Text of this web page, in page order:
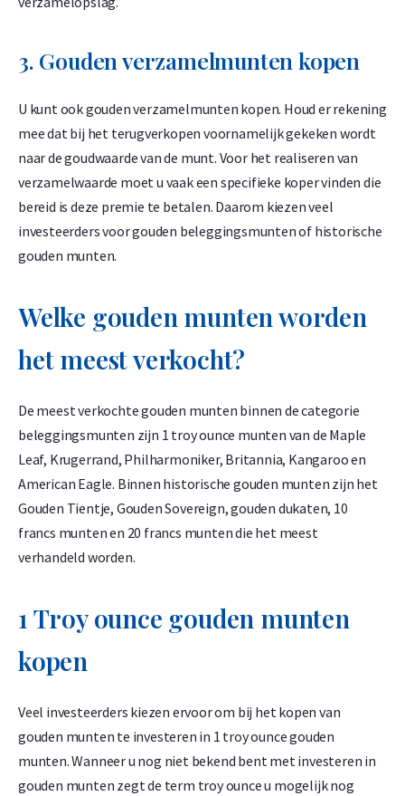
3. Gouden verzamelmunten kopen
U kunt ook gouden verzamelmunten kopen. Houd er rekening
mee dat bij het terugverkopen voornamelijk gekeken wordt
naar de goudwaarde van de munt. Voor het realiseren van
verzamelwaarde moet u vaak een specifieke koper vinden die
bereid is deze premie te betalen. Daarom kiezen veel
investeerders voor gouden beleggingsmunten of historische
gouden munten.
Welke gouden munten worden
het meest verkocht?
De meest verkochte gouden munten binnen de categorie
beleggingsmunten zijn 1 troy ounce munten van de Maple
Leaf, Krugerrand, Philharmoniker, Britannia, Kangaroo en
American Eagle. Binnen historische gouden munten zijn het
Gouden Tientje, Gouden Sovereign, gouden dukaten, 10
francs munten en 20 francs munten die het meest
verhandeld worden.
1 Troy ounce gouden munten
kopen
Veel investeerders kiezen ervoor om bij het kopen van
gouden munten te investeren in 1 troy ounce gouden
munten. Wanneer u nog niet bekend bent met investeren in
gouden munten zegt de term troy ounce u mogelijk nog